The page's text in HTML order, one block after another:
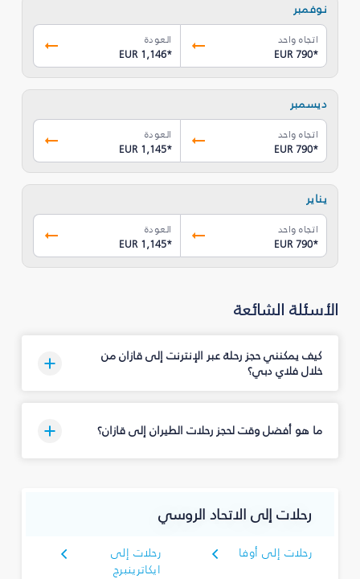
نوفمبر
اتجاه واحد
EUR 790*
العودة
EUR 1,146*
ديسمبر
اتجاه واحد
EUR 790*
العودة
EUR 1,145*
يناير
اتجاه واحد
EUR 790*
العودة
EUR 1,145*
الأسئلة الشائعة
كيف يمكنني حجز رحلة عبر الإنترنت إلى قازان من
خلال فلاي دبي؟
ما هو أفضل وقت لحجز رحلات الطيران إلى قازان؟
رحلات إلى الاتحاد الروسي
رحلات إلى أوفا
رحلات إلى
ايكاترينبرج